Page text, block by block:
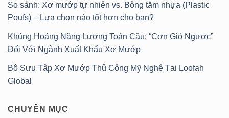
So sánh: Xơ mướp tự nhiên vs. Bông tắm nhựa (Plastic
Poufs) – Lựa chọn nào tốt hơn cho bạn?
Khủng Hoảng Năng Lượng Toàn Cầu: “Cơn Gió Ngược”
Đối Với Ngành Xuất Khẩu Xơ Mướp
Bộ Sưu Tập Xơ Mướp Thủ Công Mỹ Nghệ Tại Loofah
Global
CHUYÊN MỤC